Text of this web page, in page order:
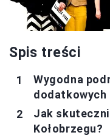
Spis treści
Wygodna
dodatkowych
Jak
Kołobrzegu?